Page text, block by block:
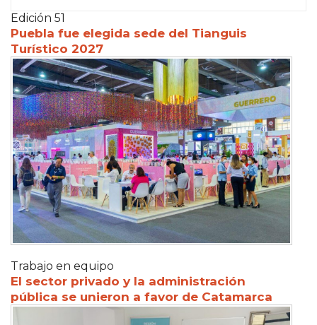
Edición 51
Puebla fue elegida sede del Tianguis
Turístico 2027
Trabajo en equipo
El sector privado y la administración
pública se unieron a favor de Catamarca